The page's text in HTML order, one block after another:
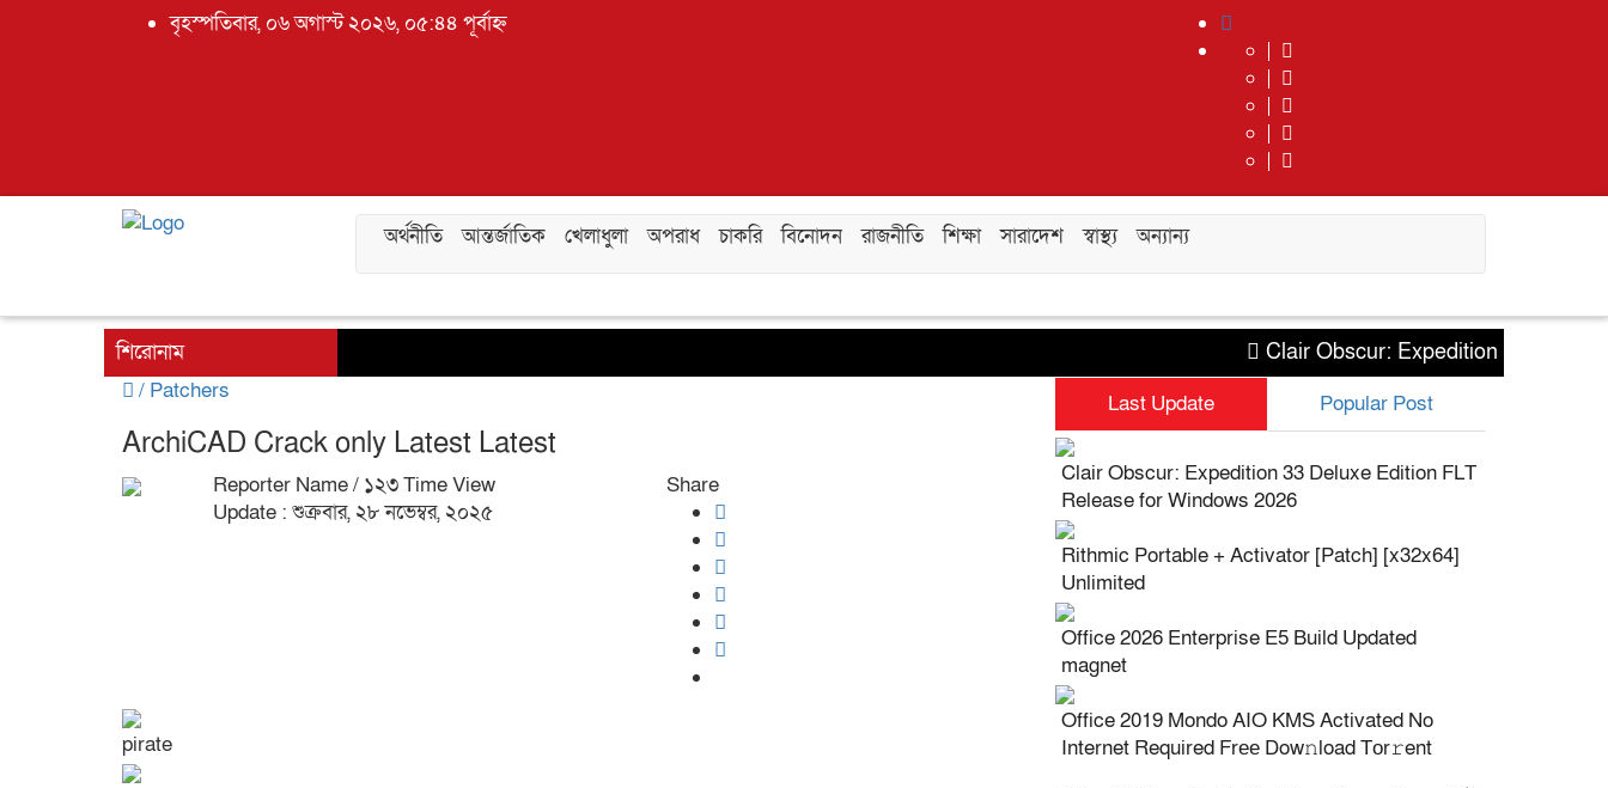
বৃহস্পতিবার, ০৬ অগাস্ট ২০২৬, ০৫:৪৪ পূর্বাহ্ন
অর্থনীতি আন্তর্জাতিক খেলাধুলা অপরাধ চাকরি বিনোদন রাজনীতি শিক্ষা সারাদেশ স্বাস্থ্য অন্যান্য
শিরোনাম
Clair Obscur: Expedition 33 Deluxe
/ Patchers
ArchiCAD Crack only Latest Latest
Reporter Name/ ১২৩ Time View
Update : শুক্রবার, ২৮ নভেম্বর, ২০২৫
Share
pirate
Last Update Popular Post
Clair Obscur: Expedition 33 Deluxe Edition FLT
Release for Windows 2026
Rithmic Portable + Activator [Patch] [x32x64]
Unlimited
Office 2026 Enterprise E5 Build Updated
magnet
Office 2019 Mondo AIO KMS Activated No
Internet Required Frее Dow𝚗load Tоr𝚛ent